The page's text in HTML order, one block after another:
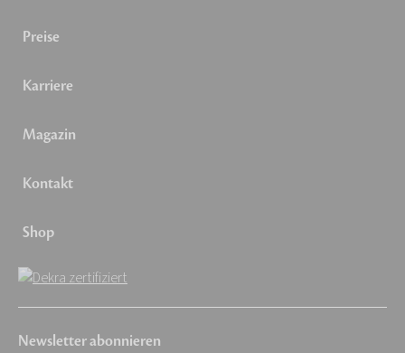
Preise
Karriere
Magazin
Kontakt
Shop
Newsletter abonnieren